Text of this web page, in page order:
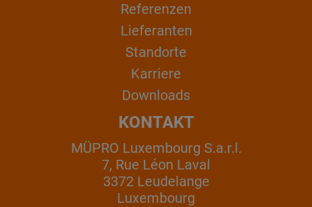
Referenzen
Lieferanten
Standorte
Karriere
Downloads
KONTAKT
MÜPRO Luxembourg S.a.r.l.
7, Rue Léon Laval
3372 Leudelange
Luxembourg